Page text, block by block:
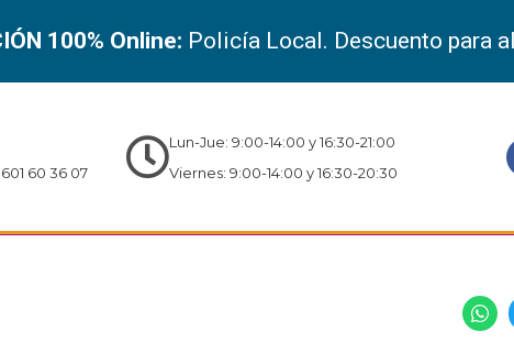
60 36 07
Lun-Jue: 9:00-14:00 y 16:30-21:00
Viernes: 9:00-14:00 y 16:30-20:30
100% Online: Policía Local. Descuento para